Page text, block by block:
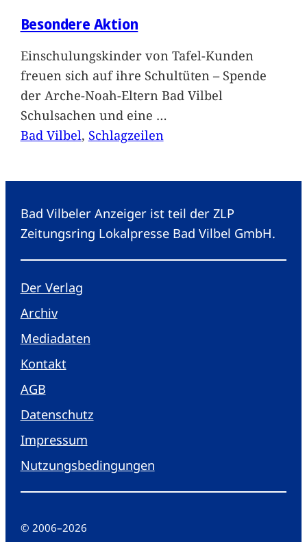
Besondere Aktion
Einschulungskinder von Tafel-Kunden
freuen sich auf ihre Schultüten – Spende
der Arche-Noah-Eltern Bad Vilbel
Schulsachen und eine …
Bad Vilbel, Schlagzeilen
Bad Vilbeler Anzeiger ist teil der ZLP
Zeitungsring Lokalpresse Bad Vilbel GmbH.
Der Verlag
Archiv
Mediadaten
Kontakt
AGB
Datenschutz
Impressum
Nutzungsbedingungen
© 2006–2026